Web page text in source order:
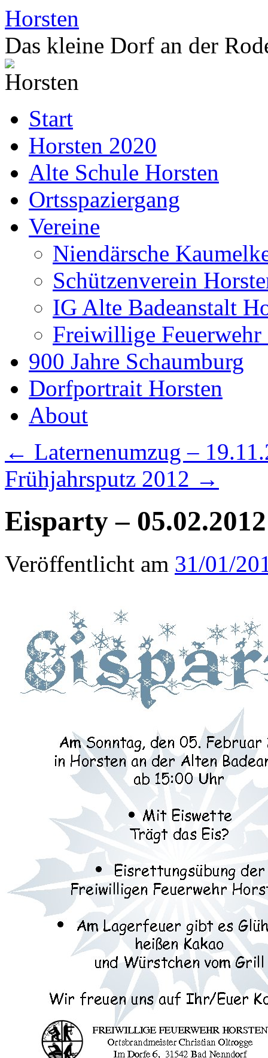
Zum
Inhalt
springen
Horsten
Das kleine Dorf an der
Start
Horsten 2020
Alte Schule Horsten
Ortsspaziergang
Vereine
Niendärsche
Schützenverein
IG Alte Badeanstalt
Freiwillige Feuerwehr
900 Jahre Schaumburg
Dorfportrait Horsten
About
← Laternenumzug –
Frühjahrsputz 2012 →
Eisparty – 05.02.2012
Veröffentlicht am 31/01/